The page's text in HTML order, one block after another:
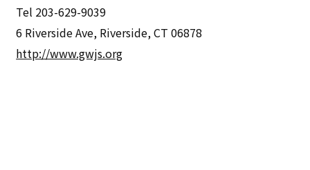
Tel 203-629-9039
6 Riverside Ave, Riverside, CT 06878
http://www.gwjs.org